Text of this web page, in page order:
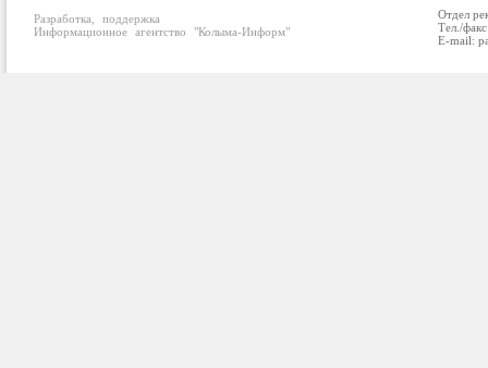
Разработка, поддержка
Информационное агентство "Колыма-Информ"
Отдел
Тел./
E-mail: